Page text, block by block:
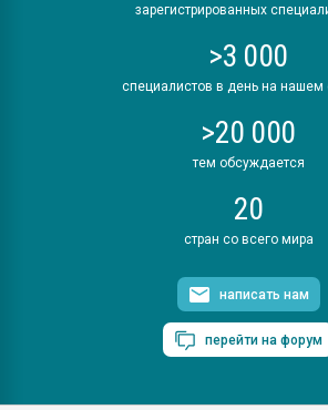
зарегистрированных
>3 000
специалистов в день на нашем
>20 000
тем обсуждается
20
стран со всего мира
написать нам
перейти на форум